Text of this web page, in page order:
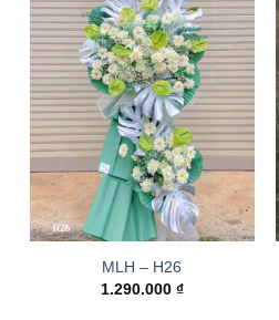
MLH – H26
1.290.000 ₫